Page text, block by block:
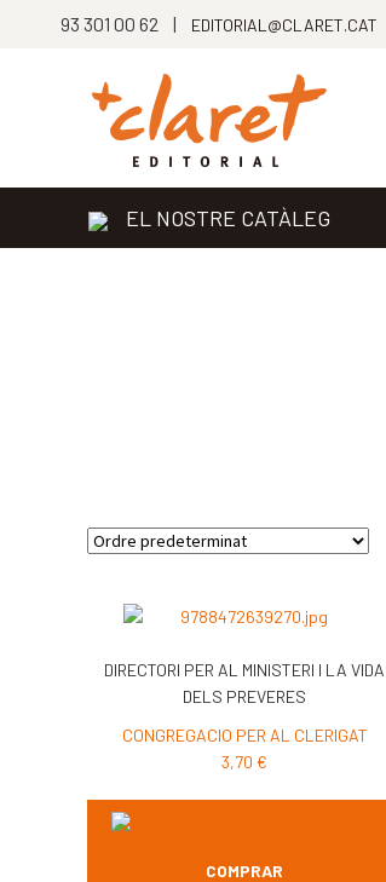
93 301 00 62 | EDITORIAL@CLARET.CAT
EL NOSTRE CATÀLEG
DIRECTORI PER AL MINISTERI I LA VIDA
DELS PREVERES
CONGREGACIO PER AL CLERIGAT
3,70€
COMPRAR